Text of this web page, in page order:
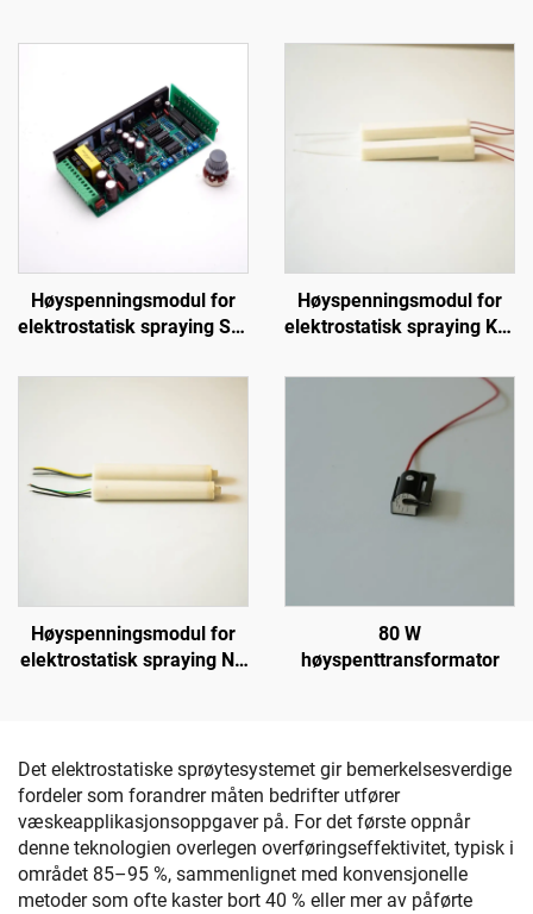
Høyspenningsmodul for
elektrostatisk spraying SX-
Høyspenningsmodul for
elektrostatisk spraying KCI
Høyspenningsmodul for
elektrostatisk spraying NX
80 W
høyspenttransformator
Det elektrostatiske sprøytesystemet gir bemerkelsesverdige
fordeler som forandrer måten bedrifter utfører
væskeapplikasjonsoppgaver på. For det første oppnår
denne teknologien overlegen overføringseffektivitet, typisk i
området 85–95 %, sammenlignet med konvensjonelle
metoder som ofte kaster bort 40 % eller mer av påførte